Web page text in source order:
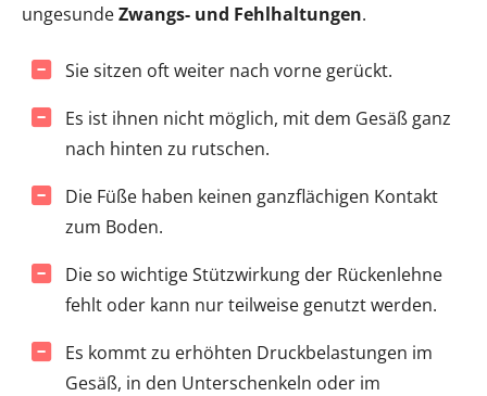
ungesundeZwangs- und Fehlhaltungen.
Sie sitzen oft weiter nach vorne gerückt.
Es ist ihnen nicht möglich, mit dem Gesäß ganz
nach hinten zu rutschen.
Die Füße haben keinen ganzflächigen Kontakt
zum Boden.
Die so wichtige Stützwirkung der Rückenlehne
fehlt oder kann nur teilweise genutzt werden.
Es kommt zu erhöhten Druckbelastungen im
Gesäß, in den Unterschenkeln oder im